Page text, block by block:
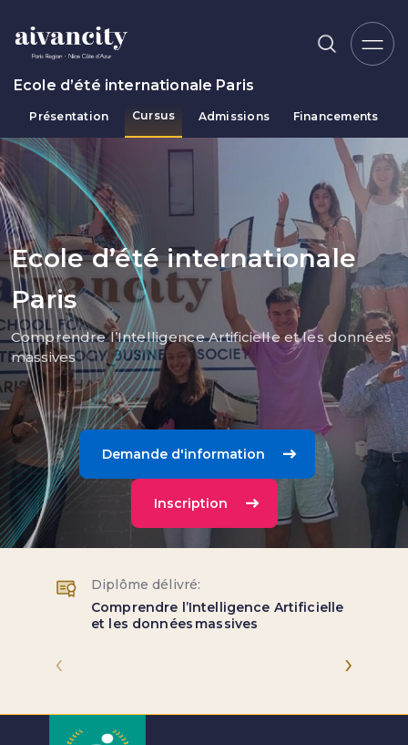
Ecole d’été internationale Paris
Présentation Cursus Admissions Financements
Fil d'Ariane
Ecole d’été internationale
Paris
Comprendre l’Intelligence Artificielle et les données
massives
Demande d'information
Inscription
Diplôme délivré:
Comprendre l’Intelligence Artificielle
et les données massives
‹ ›